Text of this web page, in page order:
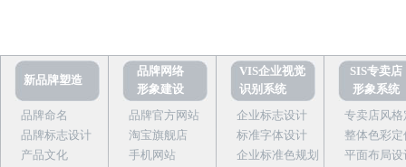
新品牌塑造
品牌命名
品牌标志设计
产品文化
品牌网络
形象建设
品牌官方网站
淘宝旗舰店
手机网站
VIS企业视觉
识别系统
企业标志设计
标准字体设计
企业标准色规划
SIS专卖店
形象系统
专卖店风格
整体色彩定
平面布局设